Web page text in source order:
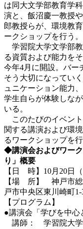
は同大文学部教育学
演と、飯沼慶一教授
郎教授らが、環境教
ークショップを行う
学習院大学文学部
る資質および能力を
今年4月に開設。バー
そう大切になってい
ュニケーション能力
学生自らが体験しな
いる。
このたびのイベン
関する講演および環
るワークショップを行
◆講演会およびワーク
り」概要
【日 時】10月20日
【場 所】 神戸市
戸市中央区東川崎町1-
【プログラム】
●講演会「学びを中心
講師： 学習院大学